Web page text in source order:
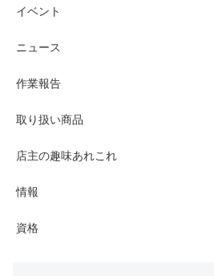
イベント
ニュース
作業報告
取り扱い商品
店主の趣味あれこれ
情報
資格